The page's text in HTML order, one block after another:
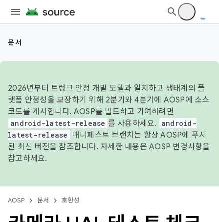
문서
2026년부터 트렁크 안정 개발 모델과 일치하고 생태계의 플
랫폼 안정성을 보장하기 위해 2분기와 4분기에 AOSP에 소스
코드를 게시합니다. AOSP를 빌드하고 기여하려면
android-latest-release 를 사용하세요.
android-
latest-release
매니페스트 브랜치는 항상 AOSP에 푸시
된 최신 버전을 참조합니다. 자세한 내용은 AOSP 변경사항을
참고하세요.
AOSP 문서 호환성